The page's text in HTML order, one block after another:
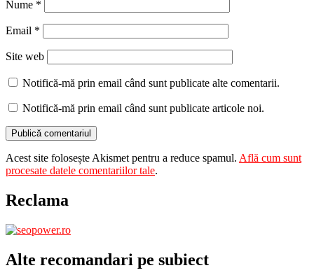
Nume *
Email *
Site web
Notifică-mă prin email când sunt publicate alte comentarii.
Notifică-mă prin email când sunt publicate articole noi.
Acest site folosește Akismet pentru a reduce spamul. Află cum sunt
procesate datele comentariilor tale.
Reclama
Alte recomandari pe subiect